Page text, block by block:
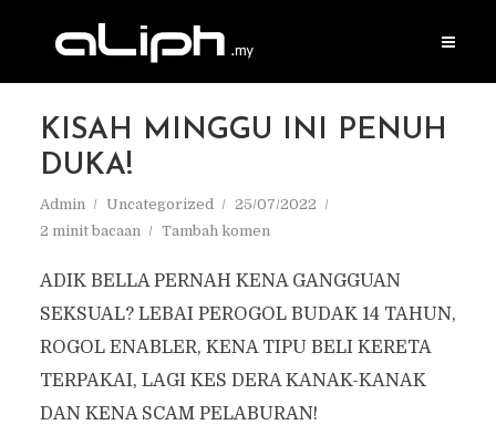
KISAH MINGGU INI PENUH
DUKA!
Admin Uncategorized
25/07/2022
2 minit bacaan
Tambah komen
ADIK BELLA PERNAH KENA GANGGUAN
SEKSUAL? LEBAI PEROGOL BUDAK 14 TAHUN,
ROGOL ENABLER, KENA TIPU BELI KERETA
TERPAKAI, LAGI KES DERA KANAK-KANAK
DAN KENA SCAM PELABURAN!